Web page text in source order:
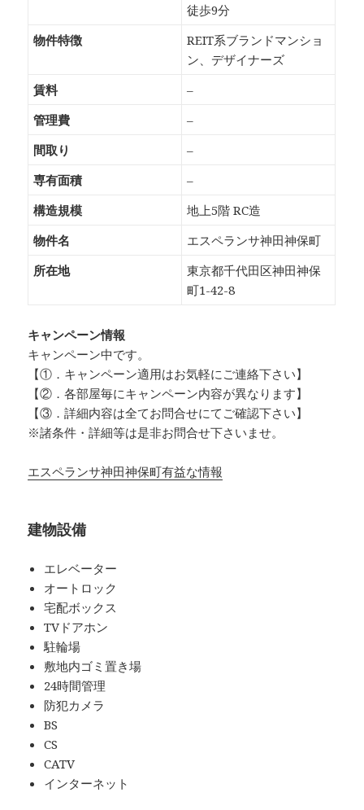
徒歩9分
物件特徴
REIT系ブランドマンショ
ン、デザイナーズ
賃料
–
管理費
–
間取り
–
専有面積
–
構造規模
地上5階 RC造
物件名
エスペランサ神田神保町
所在地
東京都千代田区神田神保
町1-42-8
キャンペーン情報
キャンペーン中です。
【①．キャンペーン適用はお気軽にご連絡下さい】
【②．各部屋毎にキャンペーン内容が異なります】
【③．詳細内容は全てお問合せにてご確認下さい】
※諸条件・詳細等は是非お問合せ下さいませ。
エスペランサ神田神保町有益な情報
建物設備
エレベーター
オートロック
宅配ボックス
TVドアホン
駐輪場
敷地内ゴミ置き場
24時間管理
防犯カメラ
BS
CS
CATV
インターネット